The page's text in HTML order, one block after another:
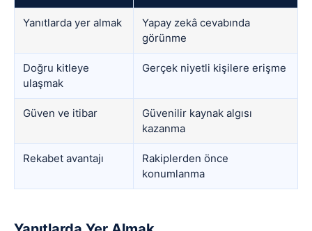
Yanıtlarda yer almak
Yapay zekâ cevabında
görünme
Doğru kitleye
ulaşmak
Gerçek niyetli kişilere erişme
Güven ve itibar
Güvenilir kaynak algısı
kazanma
Rekabet avantajı
Rakiplerden önce
konumlanma